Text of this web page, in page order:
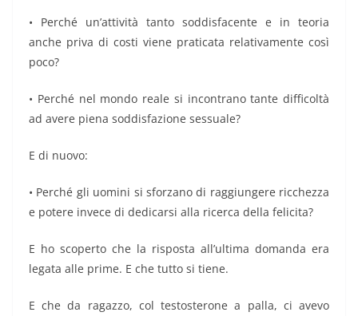
• Perché un’attività tanto soddisfacente e in teoria
anche priva di costi viene praticata relativamente così
poco?
• Perché nel mondo reale si incontrano tante difficoltà
ad avere piena soddisfazione sessuale?
E di nuovo:
• Perché gli uomini si sforzano di raggiungere ricchezza
e potere invece di dedicarsi alla ricerca della felicita?
E ho scoperto che la risposta all’ultima domanda era
legata alle prime. E che tutto si tiene.
E che da ragazzo, col testosterone a palla, ci avevo